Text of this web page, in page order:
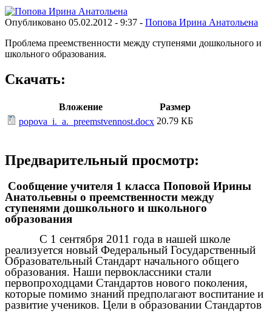
Опубликовано 05.02.2012 - 9:37 - Попова Ирина Анатольена
Проблема преемственности между ступенями дошкольного и
школьного образования.
Скачать:
Вложение
Размер
popova_i._a._preemstvennost.docx 20.79 КБ
Предварительный просмотр:
Сообщение учителя 1 класса Поповой Ирины
Анатольевны о преемственности между
ступенями дошкольного и школьного
образования
С 1 сентября 2011 года в нашей школе
реализуется новый Федеральный Государственный
Образовательный Стандарт начального общего
образования. Наши первоклассники стали
первопроходцами Стандартов нового поколения,
которые помимо знаний предполагают воспитание и
развитие учеников. Цели в образовании Стандартов